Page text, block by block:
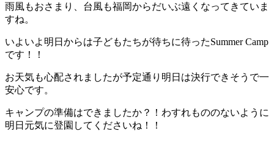
雨風もおさまり、台風も福岡からだいぶ遠くなってきていま
すね。
いよいよ明日からは子どもたちが待ちに待ったSummer Camp
です！！
お天気も心配されましたが予定通り明日は決行できそうで一
安心です。
キャンプの準備はできましたか？！わすれもののないように
明日元気に登園してくださいね！！